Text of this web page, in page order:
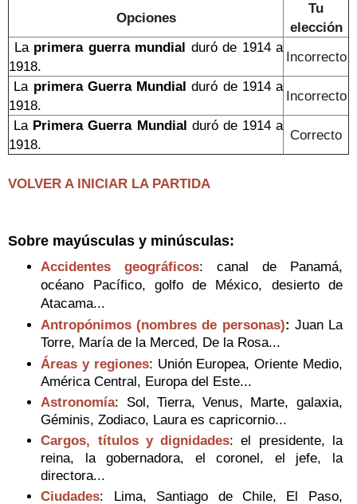
Opciones
Tu
elección
La primera guerra mundial duró de 1914 a
1918.
Incorrecto
La primera Guerra Mundial duró de 1914 a
1918.
Incorrecto
La Primera Guerra Mundial duró de 1914 a
1918.
Correcto
VOLVER A INICIAR LA PARTIDA
Sobre mayúsculas y minúsculas:
Accidentes geográficos: canal de Panamá,
océano Pacífico, golfo de México, desierto de
Atacama...
Antropónimos (nombres de personas): Juan La
Torre, María de la Merced, De la Rosa...
Áreas y regiones: Unión Europea, Oriente Medio,
América Central, Europa del Este...
Astronomía: Sol, Tierra, Venus, Marte, galaxia,
Géminis, Zodiaco, Laura es capricornio...
Cargos, títulos y dignidades: el presidente, la
reina, la gobernadora, el coronel, el jefe, la
directora...
Ciudades: Lima, Santiago de Chile, El Paso,